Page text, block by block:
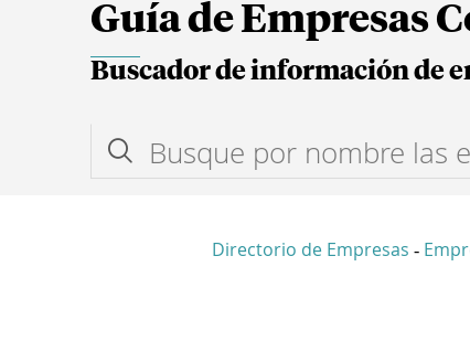
Guía de Empresas
Buscador de información de
Directorio de Empresas -